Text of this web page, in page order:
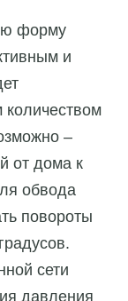
форму
и
–
от дома к
обвода
повороты
сети
давления